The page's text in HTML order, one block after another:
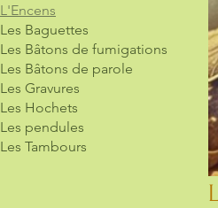
L'Encens
Les Baguettes
Les Bâtons de fumigations
Les Bâtons de parole
Les Gravures
Les Hochets
Les pendules
Les Tambours